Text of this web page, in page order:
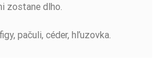
zostane dlho.
pačuli, céder, hľuzovka.